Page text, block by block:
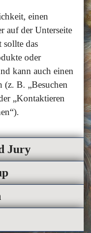
einen
auf der Unterseite
das
oder
kann auch einen
B. „Besuchen
„Kontaktieren
Jury